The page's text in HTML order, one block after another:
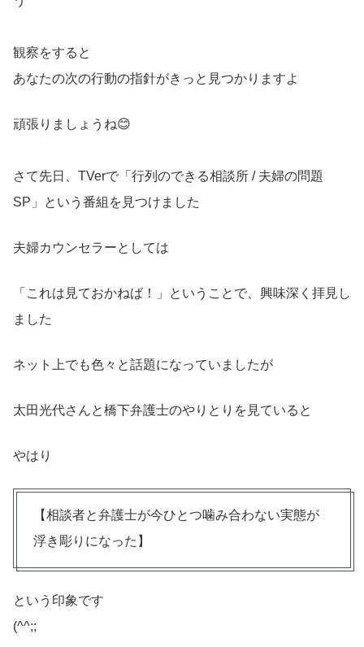
観察をすると
あなたの次の行動の指針がきっと見つかりますよ
頑張りましょうね😊
さて先日、TVerで「行列のできる相談所 / 夫婦の問題
SP」という番組を見つけました
夫婦カウンセラーとしては
「これは見ておかねば！」ということで、興味深く拝見し
ました
ネット上でも色々と話題になっていましたが
太田光代さんと橋下弁護士のやりとりを見ていると
やはり
【相談者と弁護士が今ひとつ噛み合わない実態が
浮き彫りになった】
という印象です
(^^;;